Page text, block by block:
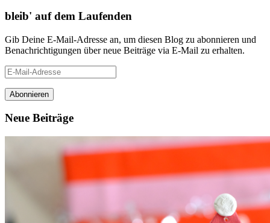
bleib' auf dem Laufenden
Gib Deine E-Mail-Adresse an, um diesen Blog zu abonnieren und
Benachrichtigungen über neue Beiträge via E-Mail zu erhalten.
E-
Mail-
Adresse
Neue Beiträge